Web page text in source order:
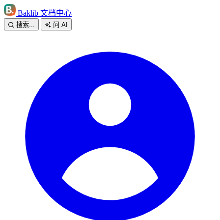
Baklib 文档中心
搜索... 问 AI